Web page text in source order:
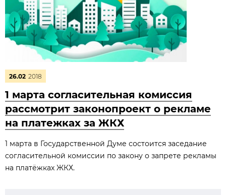
26.02 2018
1 марта согласительная комиссия
рассмотрит законопроект о рекламе
на платежках за ЖКХ
1 марта в Государственной Думе состоится заседание
согласительной комиссии по закону о запрете рекламы
на платёжках ЖКХ.